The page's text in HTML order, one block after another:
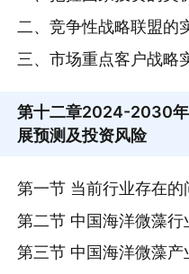
二、竞争性战略联盟的
三、市场重点客户战略
第十二章2024-2030年
展预测及投资风险
第一节 当前行业存在的
第二节 中国海洋微藻
第三节 中国海洋微藻产